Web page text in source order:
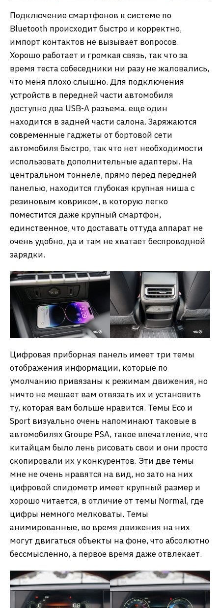
Подключение смартфонов к системе по
Bluetooth происходит быстро и корректно,
импорт контактов не вызывает вопросов.
Хорошо работает и громкая связь, так что за
время теста собеседники ни разу не жаловались,
что меня плохо слышно. Для подключения
устройств в передней части автомобиля
доступно два USB-A разъема, еще один
находится в задней части салона. Заряжаются
современные гаджеты от бортовой сети
автомобиля быстро, так что нет необходимости
использовать дополнительные адаптеры. На
центральном тоннеле, прямо перед передней
панелью, находится глубокая крупная ниша с
резиновым ковриком, в которую легко
поместится даже крупный смартфон,
единственное, что доставать оттуда аппарат не
очень удобно, да и там не хватает беспроводной
зарядки.
Цифровая приборная панель имеет три темы
отображения информации, которые по
умолчанию привязаны к режимам движения, но
ничто не мешает вам отвязать их и установить
ту, которая вам больше нравится. Темы Eco и
Sport визуально очень напоминают таковые в
автомобилях Groupe PSA, такое впечатление, что
китайцам было лень рисовать свои и они просто
скопировали их у конкурентов. Эти две темы
мне не очень нравятся на вид, но зато на них
цифровой спидометр имеет крупный размер и
хорошо читается, в отличие от темы Normal, где
цифры немного мелковаты. Темы
анимированные, во время движения на них
могут двигаться объекты на фоне, что абсолютно
бессмысленно, а первое время даже отвлекает.